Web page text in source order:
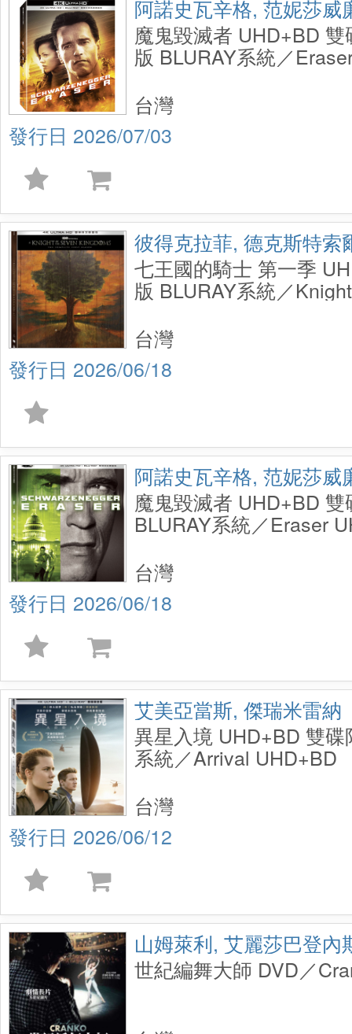
阿諾史瓦辛格, 范妮莎威
魔鬼毀滅者 UHD+BD
版 BLURAY系統／
2026/07/03
台灣
彼得克拉菲, 德克斯特索
七王國的騎士 第一季
版 BLURAY系統／
2026/06/18
台灣
阿諾史瓦辛格, 范妮莎威
魔鬼毀滅者 UHD+BD
BLURAY系統／Eraser
2026/06/18
台灣
艾美亞當斯, 傑瑞米雷納
異星入境 UHD+BD 雙
系統／Arrival UHD+BD
2026/06/12
台灣
山姆萊利, 艾麗莎巴登內
世紀編舞大師 DVD／